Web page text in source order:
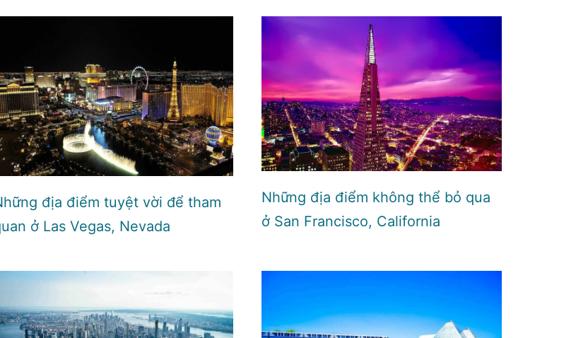
địa điểm tuyệt vời để tham
ở Las Vegas, Nevada
Những địa điểm không thể bỏ qua
ở San Francisco, California